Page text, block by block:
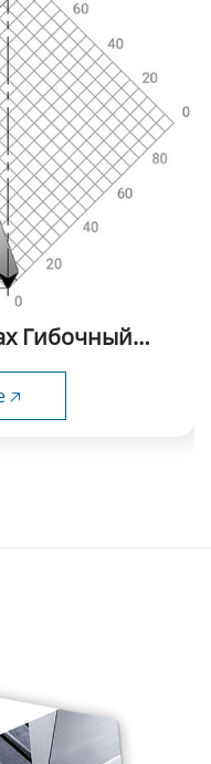
Гибочный
🡥